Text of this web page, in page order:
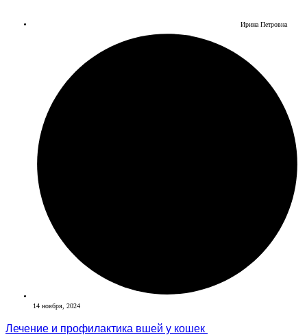
Ирина Петровна
14 ноября, 2024
Лечение и профилактика вшей у кошек